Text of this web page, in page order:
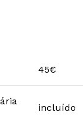
45€
incluído